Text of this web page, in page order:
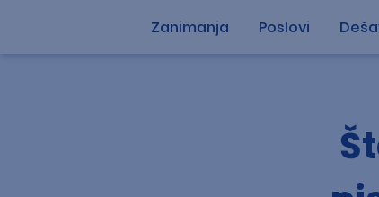
Zanimanja Poslovi